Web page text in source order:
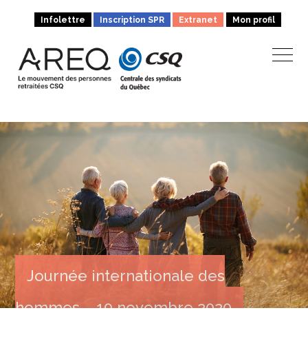
Infolettre Inscription SPR Extranet Mon profil
Journée internationale des
hommes – 19 novembre 2020